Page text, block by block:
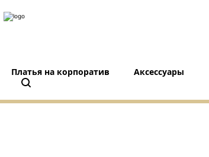
Платья на корпоратив Аксессуары